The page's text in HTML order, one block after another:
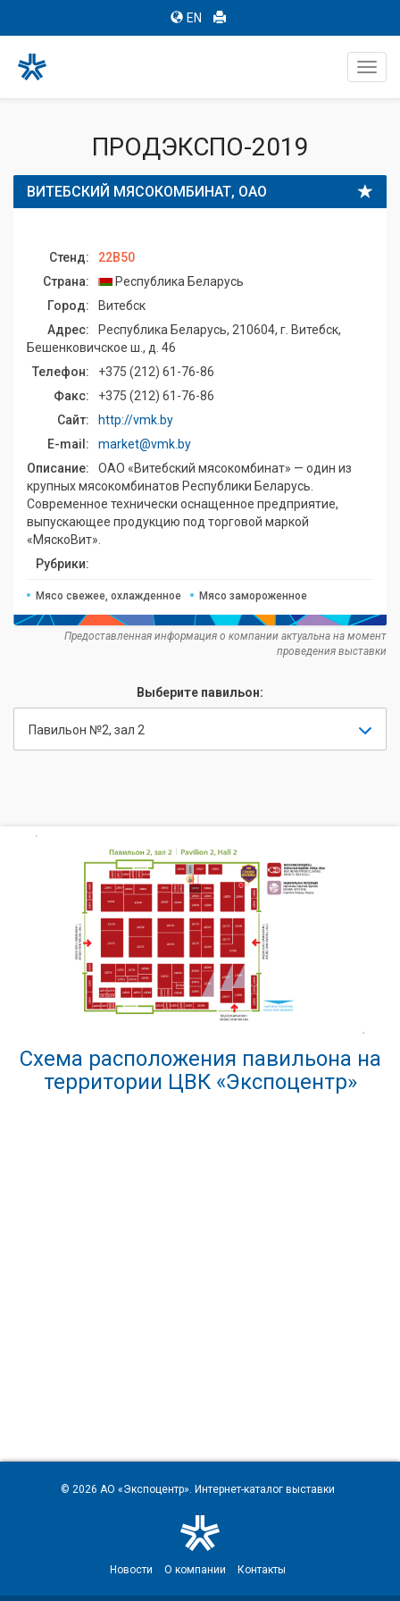
EN
ПРОДЭКСПО-2019
ВИТЕБСКИЙ МЯСОКОМБИНАТ, ОАО
Стенд:
22B50
Страна:
Республика Беларусь
Город:
Витебск
Адрес:
Республика Беларусь, 210604, г. Витебск,
Бешенковичское ш., д. 46
Телефон:
+375 (212) 61-76-86
Факс:
+375 (212) 61-76-86
Сайт:
http://vmk.by
E-mail:
market@vmk.by
Описание:
ОАО «Витебский мясокомбинат» — один из
крупных мясокомбинатов Республики Беларусь.
Современное технически оснащенное предприятие,
выпускающее продукцию под торговой маркой
«МяскоВит».
Рубрики:
Мясо свежее, охлажденное Мясо замороженное
Предоставленная информация о компании актуальна на момент
проведения выставки
Выберите павильон:
Павильон №2, зал 2
Схема расположения павильона на
территории ЦВК «Экспоцентр»
© 2026 АО «Экспоцентр». Интернет-каталог выставки
Новости О компании Контакты